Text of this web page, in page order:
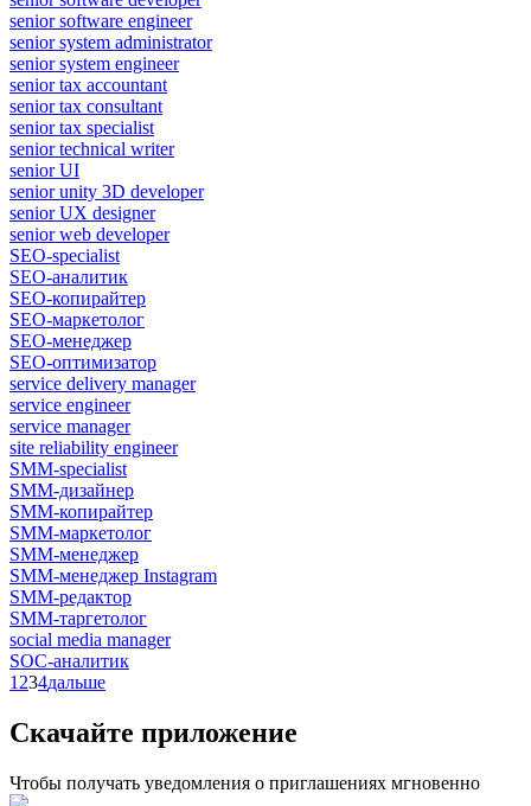
senior software engineer
senior system administrator
senior system engineer
senior tax accountant
senior tax consultant
senior tax specialist
senior technical writer
senior UI
senior unity 3D developer
senior UX designer
senior web developer
SEO-specialist
SEO-аналитик
SEO-копирайтер
SEO-маркетолог
SEO-менеджер
SEO-оптимизатор
service delivery manager
service engineer
service manager
site reliability engineer
SMM-specialist
SMM-дизайнер
SMM-копирайтер
SMM-маркетолог
SMM-менеджер
SMM-менеджер Instagram
SMM-редактор
SMM-таргетолог
social media manager
SOC-аналитик
1 234дальше
Скачайте приложение
Чтобы получать уведомления о приглашениях мгновенно